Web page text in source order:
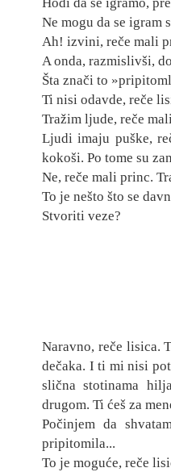
Ne mogu da se igram
Ah! izvini, reče mali
A onda, razmislivši,
Šta znači to
Ti nisi odavde, reče
Tražim ljude, reče
Ljudi imaju puške,
kokoši. Po tome su
Ne, reče mali princ.
To je nešto što se
Stvoriti veze?
Naravno, reče lisica.
dečaka. I ti mi nisi
slična stotinama
drugom. Ti ćeš za
Počinjem da
pripitomila...
To je moguće, reče